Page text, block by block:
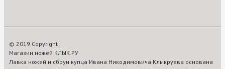
© 2019 Copyright
Магазин ножей КЛЫК.РУ
Лавка ножей и сбруи купца Ивана Никодимовича Клыкруева основана